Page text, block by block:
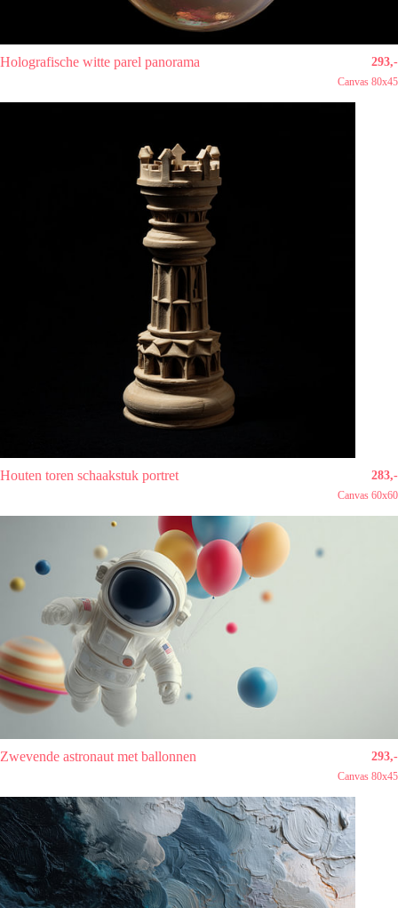
Holografische witte parel panorama 293,-
Canvas 80x45
Houten toren schaakstuk portret 283,-
Canvas 60x60
Zwevende astronaut met ballonnen 293,-
Canvas 80x45